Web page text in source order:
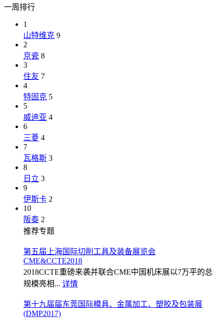
一周排行
1
山特维克 9
2
京瓷 8
3
住友 7
4
特固克 5
5
威迪亚 4
6
三菱 4
7
瓦格斯 3
8
日立 3
9
伊斯卡 2
10
阪泰 2
推荐专题
第五届上海国际切削工具及装备展览会
CME&CCTE2018
2018CCTE重磅来袭并联合CME中国机床展以7万平的总
规模亮相... 详情
第十九届届东莞国际模具、金属加工、塑胶及包装展
(DMP2017)